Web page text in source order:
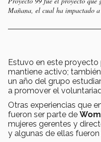
Mañana, el cual ha impactado a
Estuvo en este proyecto
mantiene activo;
un año del grupo
a promover el
Otras experiencias que
fueron ser parte de
mujeres gerentes y
y algunas de ellas